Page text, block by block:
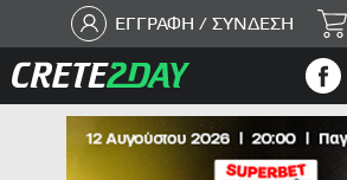
ΕΓΓΡΑΦΗ / ΣΥΝΔΕΣΗ